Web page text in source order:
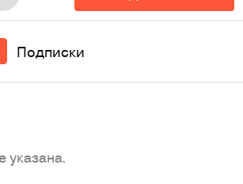
Подписки